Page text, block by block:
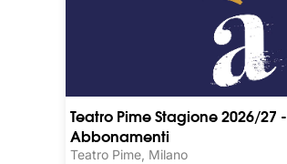
Teatro Pime Stagione 2026/27 -
Abbonamenti
Teatro Pime, Milano